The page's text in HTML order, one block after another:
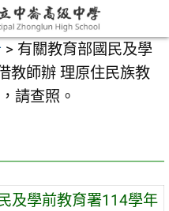
> 有關教育部國民及學
教師辦 理原住民族教
請查照。
及學前教育署114學年